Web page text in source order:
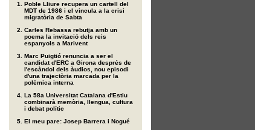
Poble Lliure recupera un cartell del
MDT de 1986 i el vincula a la crisi
migratòria de Sabta
Carles Rebassa rebutja amb un
poema la invitació dels reis
espanyols a Marivent
Marc Puigtió renuncia a ser el
candidat d'ERC a Girona després de
l'escàndol dels àudios, nou episodi
d'una trajectòria marcada per la
polèmica interna
La 58a Universitat Catalana d'Estiu
combinarà memòria, llengua, cultura
i debat polític
El meu pare: Josep Barrera i Nogué